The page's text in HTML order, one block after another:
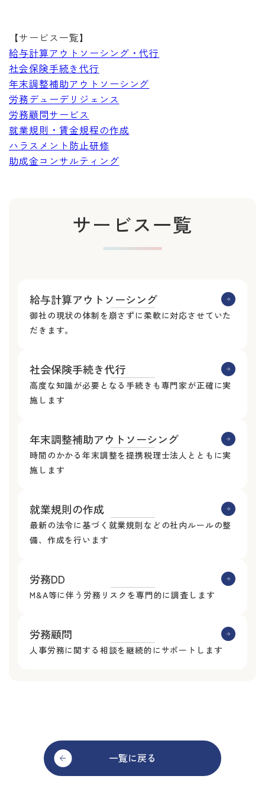
【サービス一覧】
給与計算アウトソーシング・代行
社会保険手続き代行
年末調整補助アウトソーシング
労務デューデリジェンス
労務顧問サービス
就業規則・賃金規程の作成
ハラスメント防止研修
助成金コンサルティング
サービス一覧
給与計算アウトソーシング
御社の現状の体制を崩さずに柔軟に対応させていた
だきます。
社会保険手続き代行
高度な知識が必要となる手続きも専門家が正確に実
施します
年末調整補助アウトソーシング
時間のかかる年末調整を提携税理士法人とともに実
施します
就業規則の作成
最新の法令に基づく就業規則などの社内ルールの整
備、作成を行います
労務DD
M&A等に伴う労務リスクを専門的に調査します
労務顧問
人事労務に関する相談を継続的にサポートします
一覧に戻る